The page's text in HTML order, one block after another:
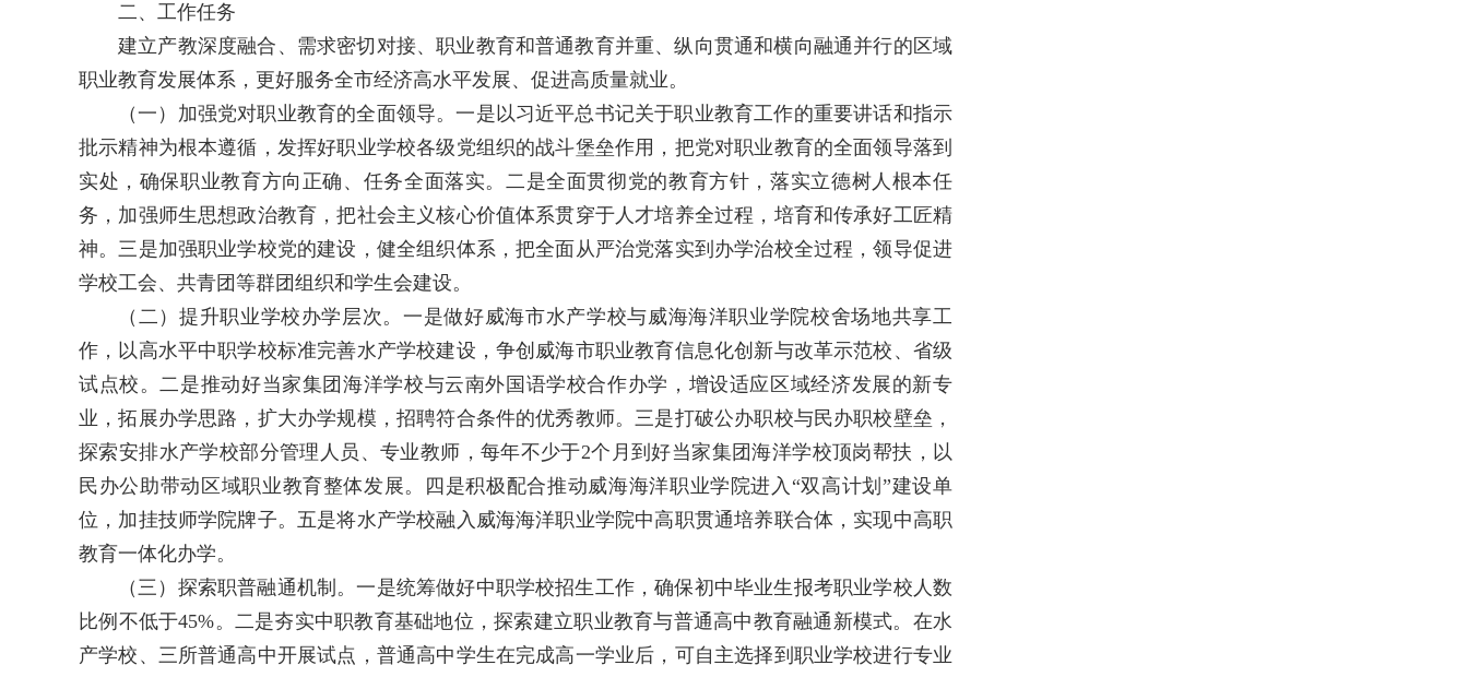
二、工作任务
建立产教深度融合、需求密切对接、职业教育和普通教育并重、纵向贯通和横向融通并行的区域
职业教育发展体系，更好服务全市经济高水平发展、促进高质量就业。
（一）加强党对职业教育的全面领导。一是以习近平总书记关于职业教育工作的重要讲话和指示
批示精神为根本遵循，发挥好职业学校各级党组织的战斗堡垒作用，把党对职业教育的全面领导落到
实处，确保职业教育方向正确、任务全面落实。二是全面贯彻党的教育方针，落实立德树人根本任
务，加强师生思想政治教育，把社会主义核心价值体系贯穿于人才培养全过程，培育和传承好工匠精
神。三是加强职业学校党的建设，健全组织体系，把全面从严治党落实到办学治校全过程，领导促进
学校工会、共青团等群团组织和学生会建设。
（二）提升职业学校办学层次。一是做好威海市水产学校与威海海洋职业学院校舍场地共享工
作，以高水平中职学校标准完善水产学校建设，争创威海市职业教育信息化创新与改革示范校、省级
试点校。二是推动好当家集团海洋学校与云南外国语学校合作办学，增设适应区域经济发展的新专
业，拓展办学思路，扩大办学规模，招聘符合条件的优秀教师。三是打破公办职校与民办职校壁垒，
探索安排水产学校部分管理人员、专业教师，每年不少于2个月到好当家集团海洋学校顶岗帮扶，以
民办公助带动区域职业教育整体发展。四是积极配合推动威海海洋职业学院进入“双高计划”建设单
位，加挂技师学院牌子。五是将水产学校融入威海海洋职业学院中高职贯通培养联合体，实现中高职
教育一体化办学。
（三）探索职普融通机制。一是统筹做好中职学校招生工作，确保初中毕业生报考职业学校人数
比例不低于45%。二是夯实中职教育基础地位，探索建立职业教育与普通高中教育融通新模式。在水
产学校、三所普通高中开展试点，普通高中学生在完成高一学业后，可自主选择到职业学校进行专业